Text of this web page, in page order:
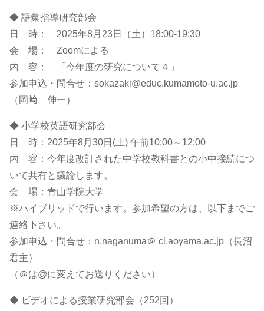
◆ 語彙指導研究部会
日 時： 2025年8月23日（土）18:00-19:30
会 場： Zoomによる
内 容： 「今年度の研究について４」
参加申込・問合せ：sokazaki@educ.kumamoto-u.ac.jp
（岡﨑 伸一）
◆ 小学校英語研究部会
日 時：2025年8月30日(土) 午前10:00～12:00
内 容：今年度改訂された中学校教科書との小中接続につ
いて共有と議論します。
会 場：青山学院大学
※ハイブリッドで行います。参加希望の方は、以下までご
連絡下さい。
参加申込・問合せ：n.naganuma＠ cl.aoyama.ac.jp（長沼
君主）
（＠は@に変えてお送りください）
◆ ビデオによる授業研究部会（252回）